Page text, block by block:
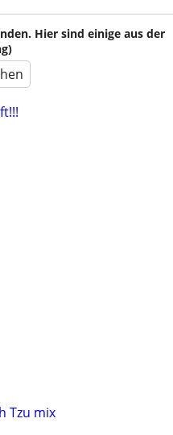
Hier sind einige aus der
Tzu mix